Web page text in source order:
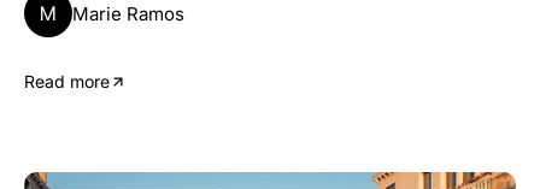
M Marie Ramos
Read more